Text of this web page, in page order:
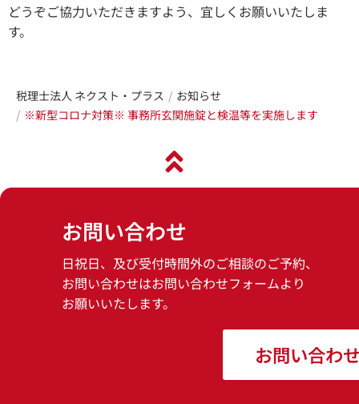
どうぞご協力いただきますよう、宜しくお願いいたしま
す。
税理士法人 ネクスト・プラス
お知らせ
※新型コロナ対策※ 事務所玄関施錠と検温等を実施します
お問い合わせ
日祝日、及び受付時間外のご相談のご予約、
お問い合わせはお問い合わせフォームより
お願いいたします。
お問い合わ